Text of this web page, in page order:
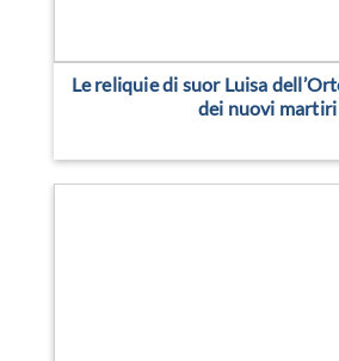
Le reliquie di suor Luisa
dei nuovi martiri